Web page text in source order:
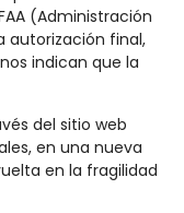
(Administración
autorización final,
indican que la
del sitio web
en una nueva
en la fragilidad